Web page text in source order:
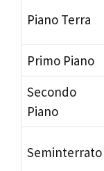
Piano Terra
Primo Piano
Secondo
Piano
Seminterrato